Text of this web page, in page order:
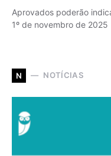
Aprovados poderão
1º de novembro de 2025
N NOTÍCIAS